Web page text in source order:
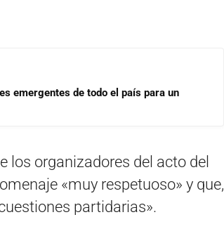
emergentes de todo el país para un
los organizadores del acto del
«muy respetuoso» y que,
partidarias».